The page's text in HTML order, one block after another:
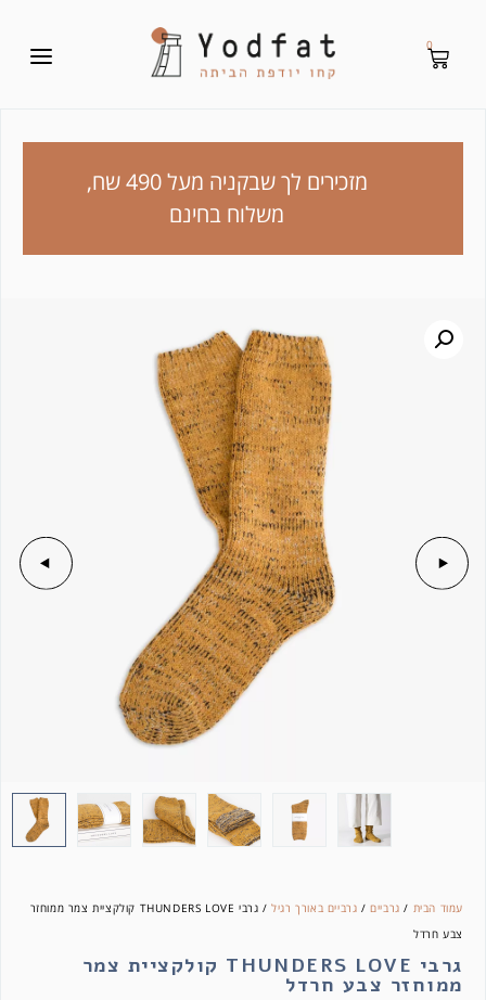
0
מזכירים לך שבקניה מעל 490 שח,
משלוח בחינם
עמוד הבית / גרביים/ גרביים באורך רגיל
/ גרבי THUNDERS LOVE קולקציית צמר ממוחזר
צבע חרדל
גרבי THUNDERS LOVE קולקציית צמר
ממוחזר צבע חרדל